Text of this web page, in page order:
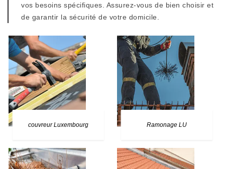
vos besoins spécifiques. Assurez-vous de bien choisir et
de garantir la sécurité de votre domicile.
couvreur Luxembourg Ramonage LU